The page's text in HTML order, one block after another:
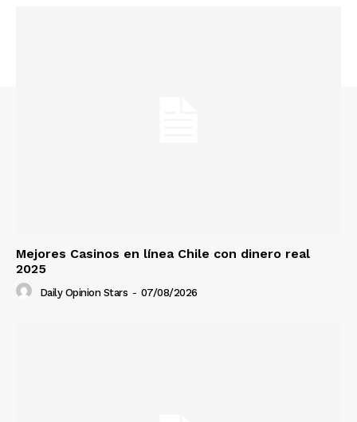
Mejores Casinos en línea Chile con dinero real
2025
Daily Opinion Stars - 07/08/2026